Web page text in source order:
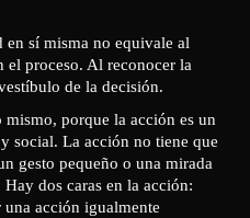
en sí misma no equivale al
el proceso. Al reconocer la
de la decisión.
porque la acción es un
social. La acción no tiene que
gesto pequeño o una mirada
dos caras en la acción:
una acción igualmente